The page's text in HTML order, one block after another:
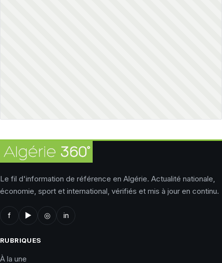
Le fil d'information de référence en Algérie. Actualité nationale,
économie, sport et international, vérifiés et mis à jour en continu.
f ▶ ◎ in
RUBRIQUES
À la une